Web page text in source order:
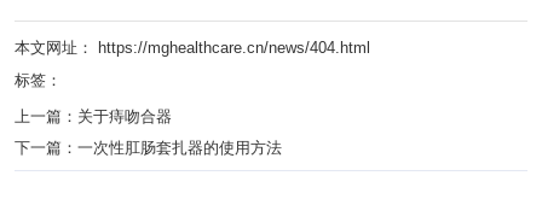
本文网址： https://mghealthcare.cn/news/404.html
标签：
上一篇： 关于痔吻合器
下一篇： 一次性肛肠套扎器的使用方法